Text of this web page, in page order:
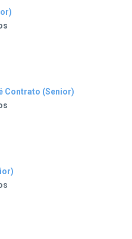
Contrato (Senior)